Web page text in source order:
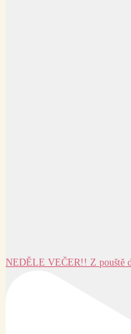
NEDĚLE VEČER!! Z pouště